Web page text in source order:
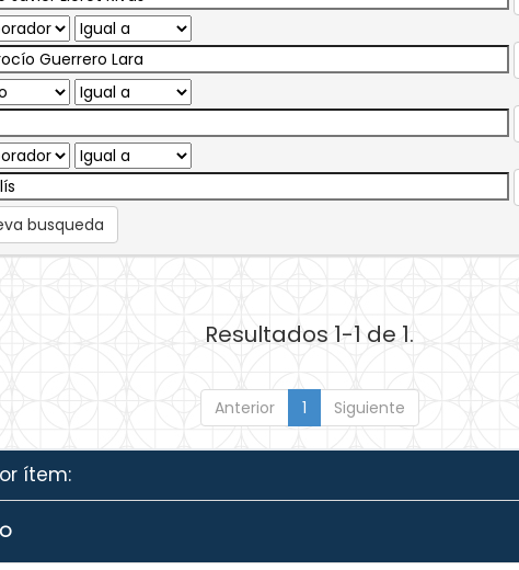
busqueda
Resultados 1-1 de 1.
Anterior 1 Siguiente
ítem: